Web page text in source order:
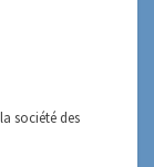
société des